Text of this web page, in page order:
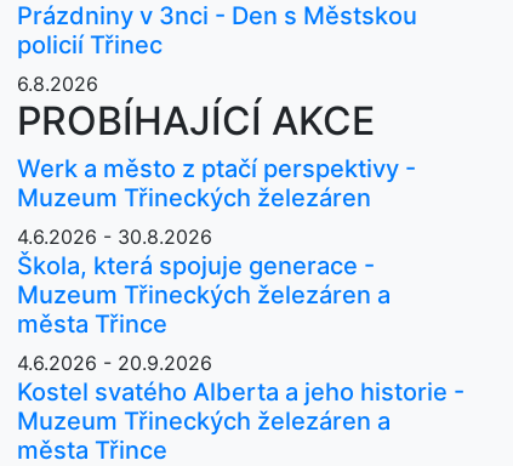
Prázdniny v 3nci - Den s Městskou
policií Třinec
6.8.2026
PROBÍHAJÍCÍ AKCE
Werk a město z ptačí perspektivy -
Muzeum Třineckých železáren
4.6.2026 - 30.8.2026
Škola, která spojuje generace -
Muzeum Třineckých železáren a
města Třince
4.6.2026 - 20.9.2026
Kostel svatého Alberta a jeho historie -
Muzeum Třineckých železáren a
města Třince